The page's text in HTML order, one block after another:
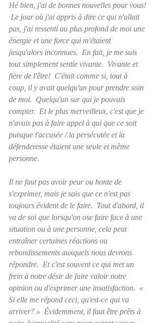
Hé bien, j'ai de bonnes nouvelles pour vous!
Le jour où j'ai appris à dire ce qui n'allait
pas, j'ai ressenti au plus profond de moi une
énergie et une force qui m'étaient
jusqu'alors inconnues.  En fait, je me suis
tout simplement sentie vivante.  Vivante et
fière de l'être!  C'était comme si, tout à
coup, il y avait quelqu'un pour prendre soin
de moi.  Quelqu'un sur qui je pouvais
compter.  Et le plus merveilleux, c'est que je
n'avais pas à faire appel à qui que ce soit
puisque l'accusée / la persécutée et la
défenderesse étaient une seule et même
personne.
Il ne faut pas avoir peur ou honte de
s'exprimer, mais je sais que ce n'est pas
toujours évident de le faire.  Tout d'abord, il
va de soi que lorsqu'on ose faire face à une
situation ou à une personne, cela peut
entraîner certaines réactions ou
rebondissements auxquels nous devrons
répondre.  Et c'est souvent ce qui met un
frein à notre désir de faire valoir notre
opinion ou d'exprimer une insatisfaction.  «
Si elle me répond ceci, qu'est-ce qui va
arriver? »  Évidemment, il faut être prêts à